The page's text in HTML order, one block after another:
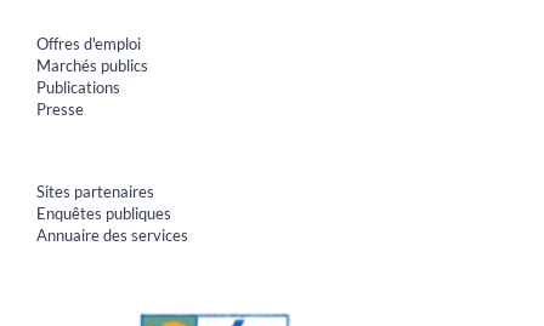
Offres d'emploi
Marchés publics
Publications
Presse
Sites partenaires
Enquêtes publiques
Annuaire des services